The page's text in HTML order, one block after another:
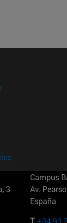
3
Campus
Av.
España
T. +34 93